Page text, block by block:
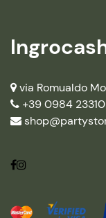
via Romualdo
+39 0984 23310